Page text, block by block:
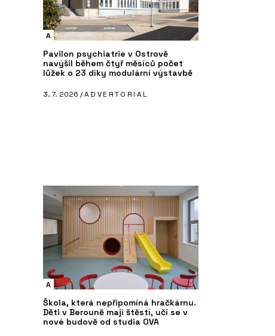
- REHAU
O FIRMĚ
REHAU Česká republika
A
Pavilon psychiatrie v Ostrově
navýšil během čtyř měsíců počet
lůžek o 23 díky modulární výstavbě
3. 7. 2026 /ADVERTORIAL
A
Škola, která nepřipomíná hračkárnu.
Děti v Berouně mají štěstí, učí se v
nové budově od studia OVA